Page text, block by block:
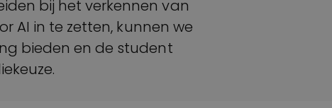
bij het verkennen van
AI in te zetten, kunnen we
bieden en de student